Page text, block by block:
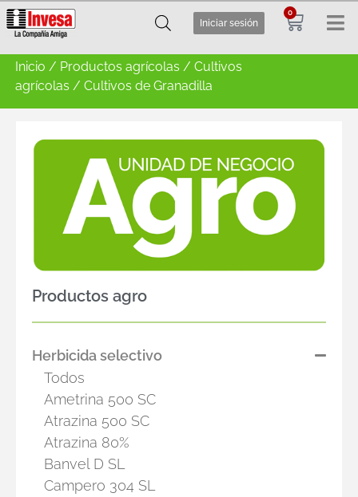
Iniciar sesión
0
Inicio / Productos agrícolas /Cultivos
agrícolas / Cultivos de Granadilla
Productos agro
Herbicida selectivo
Todos
Ametrina 500 SC
Atrazina 500 SC
Atrazina 80%
Banvel D SL
Campero 304 SL